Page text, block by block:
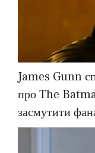
James Gunn
про The
засмутити